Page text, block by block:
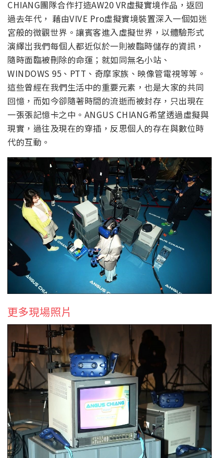
CHIANG團隊合作打造AW20 VR虛擬實境作品，返回
過去年代， 藉由VIVE Pro虛擬實境裝置深入一個如迷
宮般的微觀世界。讓賓客進入虛擬世界，以體驗形式
演繹岀我們每個人都近似於一則被臨時儲存的資訊，
隨時面臨被刪除的命運；就如同無名小站、
WINDOWS 95、PTT、奇摩家族、映像管電視等等。
這些曾經在我們生活中的重要元素，也是大家的共同
回憶，而如今卻隨著時間的流逝而被封存，只出現在
一張張記憶卡之中。ANGUS CHIANG希望透過虛擬與
現實，過往及現在的穿插，反思個人的存在與數位時
代的互動。
更多現場照片